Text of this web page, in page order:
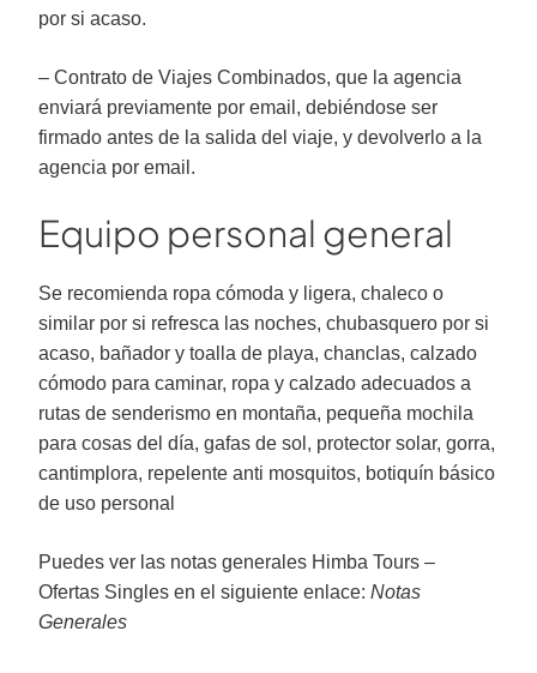
por si acaso.
– Contrato de Viajes Combinados, que la agencia
enviará previamente por email, debiéndose ser
firmado antes de la salida del viaje, y devolverlo a la
agencia por email.
Equipo personal general
Se recomienda ropa cómoda y ligera, chaleco o
similar por si refresca las noches, chubasquero por si
acaso, bañador y toalla de playa, chanclas, calzado
cómodo para caminar, ropa y calzado adecuados a
rutas de senderismo en montaña, pequeña mochila
para cosas del día, gafas de sol, protector solar, gorra,
cantimplora, repelente anti mosquitos, botiquín básico
de uso personal
Puedes ver las notas generales Himba Tours –
Ofertas Singles en el siguiente enlace: Notas
Generales